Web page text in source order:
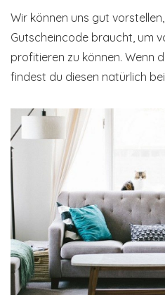
Wir können uns gut
Gutscheincode braucht, um
profitieren zu können. Wenn
findest du diesen natürlich